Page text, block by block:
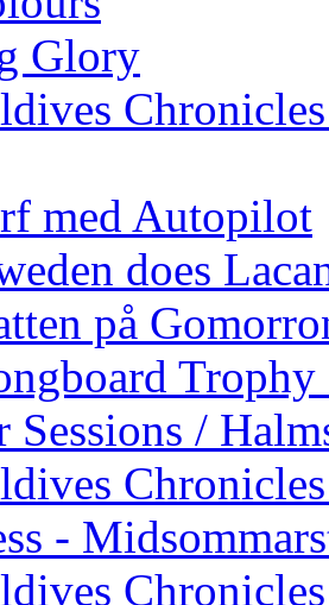
Glory
med Autopilot
does
på
Sessions /
-